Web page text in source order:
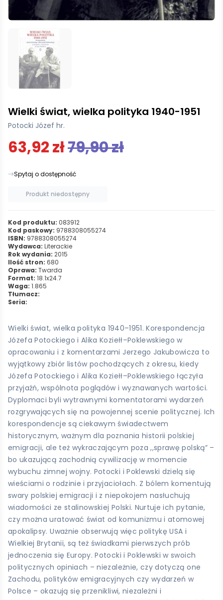
Wielki świat, wielka polityka 1940-1951
Potocki Józef hr.
63,92 zł79,90 zł
Spytaj o dostępność
Produkt niedostępny
Kod produktu: 083912
Kod paskowy: 9788308055274
ISBN: 9788308055274
Wydawca: Literackie
Rok wydania: 2015
Ilość stron: 680
Oprawa: Twarda
Format: 18.1x24.7
Waga: 1.865
Tłumacz:
Seria:
Wielki świat, wielka polityka 1940–1951. Korespondencja
Józefa Potockiego i Alika Koziełł–Poklewskiego w
opracowaniu i z komentarzami Jerzego Jakubowicza to
wyjątkowy zbiór listów pochodzących z okresu, kiedy
Józefa Potockiego i Alika Koziełł–Poklewskiego łączyła
przyjaźń, wspólnota poglądów i wyznawanych wartości.
Dyplomaci byli wytrawnymi komentatorami wydarzeń
rozgrywających się na powojennej scenie politycznej. Ich
korespondencje są ciekawym świadectwem
historycznym, ważnym dla poznania historii polskiej
emigracji, ale też wykraczającym poza ,,sprawę polską” –
bo ukazującą zachodnią cywilizację w momencie
wybuchu zimnej wojny. Potocki i Poklewski dzielą się
wieściami o rodzinie i przyjaciołach. Z bólem komentują
swary polskiej emigracji i z niepokojem nasłuchują
wiadomości ze stalinowskiej Polski. Nurtuje ich pytanie,
czy można uratować świat od komunizmu i atomowej
apokalipsy. Uważnie obserwują więc politykę USA i
Wielkiej Brytanii, są też świadkami pierwszych prób
jednoczenia się Europy. Potocki i Poklewski w swoich
politycznych opiniach – niezależnie, czy dotyczą one
Zachodu, polityków emigracyjnych czy wydarzeń w
Polsce – okazują się przenikliwi, niezależni i